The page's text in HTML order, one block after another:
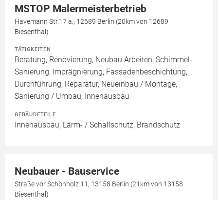
MSTOP Malermeisterbetrieb
Havemann Str.17 a., 12689 Berlin (20km von 12689
Biesenthal)
TÄTIGKEITEN
Beratung, Renovierung, Neubau Arbeiten, Schimmel-
Sanierung, Imprägnierung, Fassadenbeschichtung,
Durchführung, Reparatur, Neueinbau / Montage,
Sanierung / Umbau, Innenausbau
GEBÄUDETEILE
Innenausbau, Lärm- / Schallschutz, Brandschutz
Neubauer - Bauservice
Straße vor Schönholz 11, 13158 Berlin (21km von 13158
Biesenthal)